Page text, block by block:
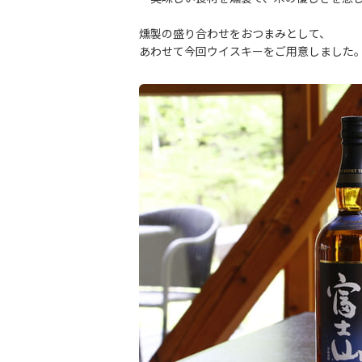
燻製の盛り合わせをおつまみとして、
あわせて今回ウイスキーをご用意しました